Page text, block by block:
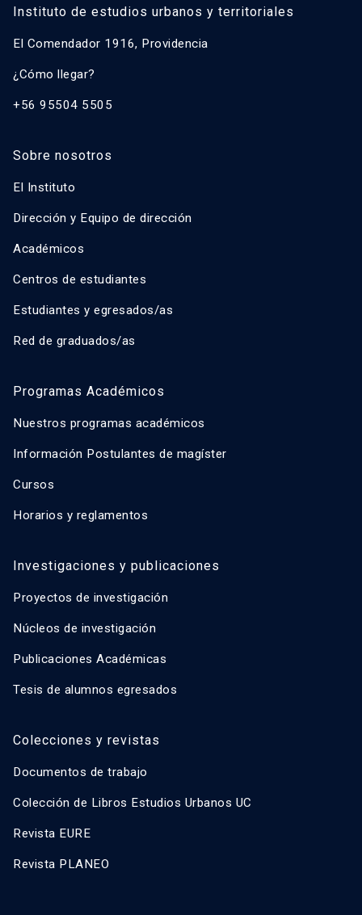
Instituto de estudios urbanos y territoriales
El Comendador 1916, Providencia
¿Cómo llegar?
+56 95504 5505
Sobre nosotros
El Instituto
Dirección y Equipo de dirección
Académicos
Centros de estudiantes
Estudiantes y egresados/as
Red de graduados/as
Programas Académicos
Nuestros programas académicos
Información Postulantes de magíster
Cursos
Horarios y reglamentos
Investigaciones y publicaciones
Proyectos de investigación
Núcleos de investigación
Publicaciones Académicas
Tesis de alumnos egresados
Colecciones y revistas
Documentos de trabajo
Colección de Libros Estudios Urbanos UC
Revista EURE
Revista PLANEO